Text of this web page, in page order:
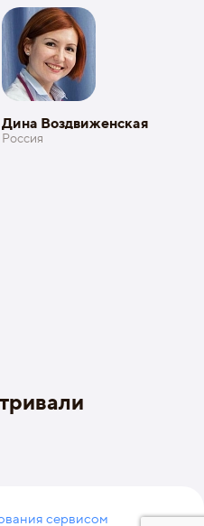
Дина Воздвиженская
Россия
сервисом